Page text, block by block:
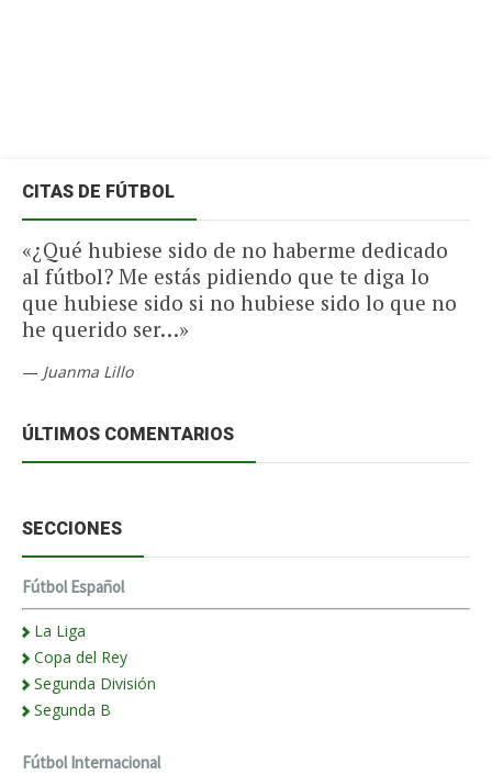
CITAS DE FÚTBOL
«¿Qué hubiese sido de no haberme dedicado
al fútbol? Me estás pidiendo que te diga lo
que hubiese sido si no hubiese sido lo que no
he querido ser…»
— Juanma Lillo
ÚLTIMOS COMENTARIOS
SECCIONES
Fútbol Español
La Liga
Copa del Rey
Segunda División
Segunda B
Fútbol Internacional